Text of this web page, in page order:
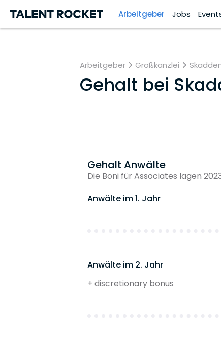
Arbeitgeber Jobs
Arbeitgeber Großkanzlei
Gehalt bei
Gehalt Anwälte
Die Boni für Associates lagen
Anwälte im 1. Jahr
Anwälte im 2. Jahr
+ discretionary bonus